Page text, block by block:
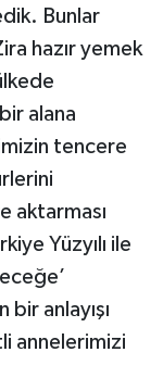
Bunlar
hazır yemek
alana
tencere
aktarması
Yüzyılı ile
anlayışı
annelerimizi